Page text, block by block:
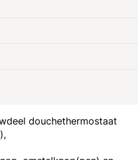
douchethermostaat